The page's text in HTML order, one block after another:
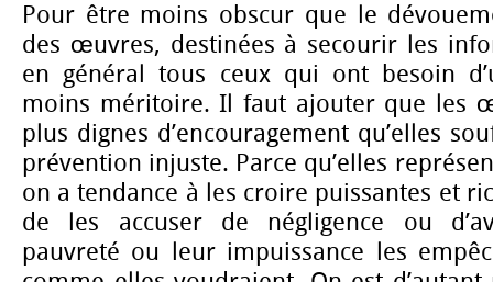
Pour être moins obscur que le
des œuvres, destinées à secourir les
en général tous ceux qui ont besoin
moins méritoire. Il faut ajouter que les
plus dignes d’encouragement qu’elles
prévention injuste. Parce qu’elles
on a tendance à les croire puissantes et
de les accuser de négligence ou
pauvreté ou leur impuissance les